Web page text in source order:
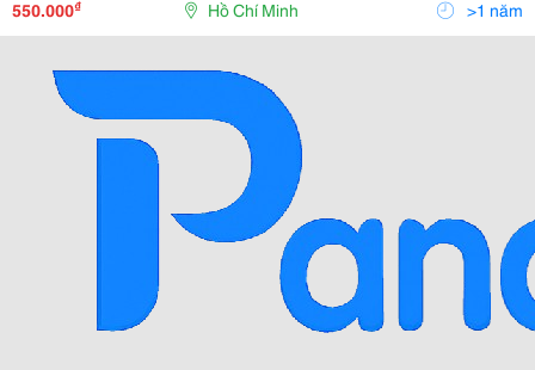
550.000₫ Hồ Chí Minh >1 năm